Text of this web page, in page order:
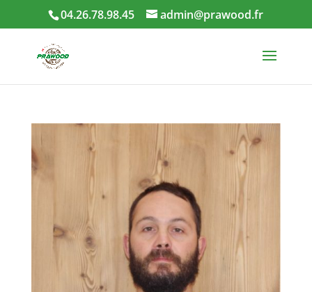
04.26.78.98.45 admin@prawood.fr